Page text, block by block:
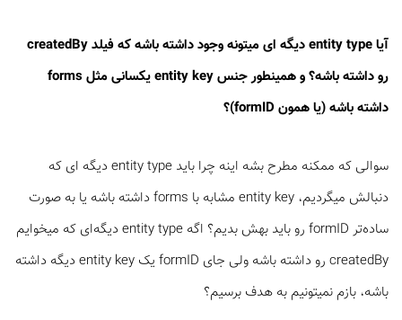
آیا entity type دیگه ای میتونه وجود داشته باشه که فیلد createdBy
رو داشته باشه؟ و همینطور جنس entity key یکسانی مثل forms
داشته باشه (یا همون formID)؟‌
سوالی که ممکنه مطرح بشه اینه چرا باید entity type دیگه ای که
دنبالش میگردیم، entity key مشابه با forms داشته باشه یا به صورت
ساده‌تر formID رو باید بهش بدیم؟ ‌اگه entity type دیگه‌ای که میخوایم
createdBy رو داشته باشه ولی جای formID یک entity key دیگه داشته
باشه، بازم نمیتونیم به هدف برسیم؟